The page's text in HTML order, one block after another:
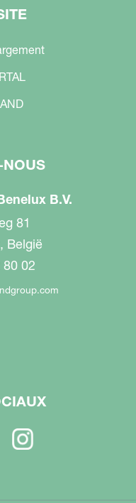
B.V.
81
België
80 02